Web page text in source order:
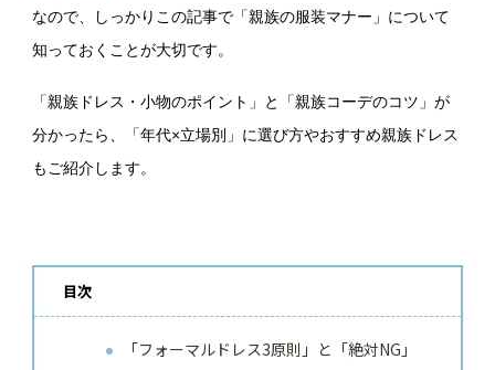
なので、しっかりこの記事で「親族の服装マナー」について
知っておくことが大切です。
「親族ドレス・小物のポイント」と「親族コーデのコツ」が
分かったら、「年代×立場別」に選び方やおすすめ親族ドレス
もご紹介します。
目次
「フォーマルドレス3原則」と「絶対NG」